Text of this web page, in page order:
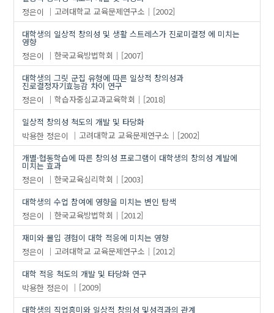
정은이
고려대학교 교육문제연구소
[2002]
대학생의 일상적 창의성 및 생활 스트레스가 진로미결정 에 미치는
영향
정은이
한국교육방법학회
[2007]
대학생의 그릿 군집 유형에 따른 일상적 창의성과
진로결정자기효능감 차이 연구
정은이
학습자중심교과교육학회
[2018]
일상적 창의성 척도의 개발 및 타당화
박용한 정은이 고려대학교 교육문제연구소
[2002]
개별·협동학습에 따른 창의성 프로그램이 대학생의 창의성 계발에
미치는 효과
정은이
한국교육심리학회
[2003]
대학생의 수업 참여에 영향을 미치는 변인 탐색
정은이
한국교육방법학회
[2012]
재미와 몰입 경험이 대학 적응에 미치는 영향
정은이
고려대학교 교육문제연구소
[2012]
대학 적응 척도의 개발 및 타당화 연구
박용한 정은이
[2009]
대학생의 직업흥미와 일상적 창의성 및성격과의 관계